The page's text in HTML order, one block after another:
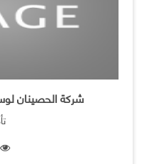
شركة الحصينان